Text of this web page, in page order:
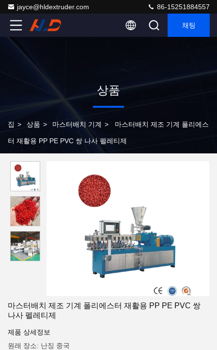
jayce@hldextruder.com 86-15251884557
채팅
상품
집 > 상품 > 마스터배치 기계 > 마스터배치 제조 기계 폴리에스
터 재활용 PP PE PVC 쌍 나사 펠레티제
마스터배치 제조 기계 폴리에스터 재활용 PP PE PVC 쌍
나사 펠레티제
제품 상세정보
원래 장소: 난징 중국